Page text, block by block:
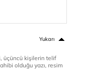
Yukarı
üçüncü kişilerin telif
olduğu yazı, resim